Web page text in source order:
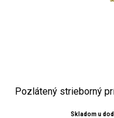
Pozlátený strieborný
Skladom u